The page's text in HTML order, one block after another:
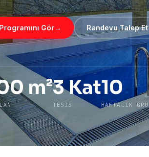
Gör→ Randevu Talep Et
m²3 Kat
TESIS
10
HAFTALIK